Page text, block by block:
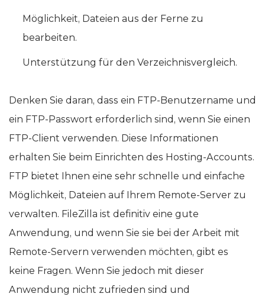
Möglichkeit, Dateien aus der Ferne zu
bearbeiten.
Unterstützung für den Verzeichnisvergleich.
Denken Sie daran, dass ein FTP-Benutzername und
ein FTP-Passwort erforderlich sind, wenn Sie einen
FTP-Client verwenden. Diese Informationen
erhalten Sie beim Einrichten des Hosting-Accounts.
FTP bietet Ihnen eine sehr schnelle und einfache
Möglichkeit, Dateien auf Ihrem Remote-Server zu
verwalten. FileZilla ist definitiv eine gute
Anwendung, und wenn Sie sie bei der Arbeit mit
Remote-Servern verwenden möchten, gibt es
keine Fragen. Wenn Sie jedoch mit dieser
Anwendung nicht zufrieden sind und